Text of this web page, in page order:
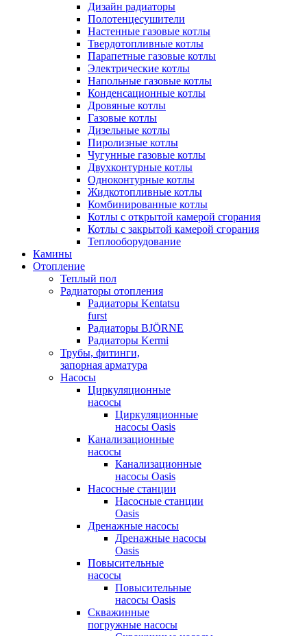
Дизайн радиаторы
Полотенцесушители
Настенные газовые котлы
Твердотопливные котлы
Парапетные газовые котлы
Электрические котлы
Напольные газовые котлы
Конденсационные котлы
Дровяные котлы
Газовые котлы
Дизельные котлы
Пиролизные котлы
Чугунные газовые котлы
Двухконтурные котлы
Одноконтурные котлы
Жидкотопливные котлы
Комбинированные котлы
Котлы с открытой камерой сгорания
Котлы с закрытой камерой сгорания
Теплооборудование
Камины
Отопление
Теплый пол
Радиаторы отопления
Радиаторы Kentatsu
furst
Радиаторы BJÖRNE
Радиаторы Kermi
Трубы, фитинги,
запорная арматура
Насосы
Циркуляционные
насосы
Циркуляционные
насосы Oasis
Канализационные
насосы
Канализационные
насосы Oasis
Насосные станции
Насосные станции
Oasis
Дренажные насосы
Дренажные насосы
Oasis
Повысительные
насосы
Повысительные
насосы Oasis
Скважинные
погружные насосы